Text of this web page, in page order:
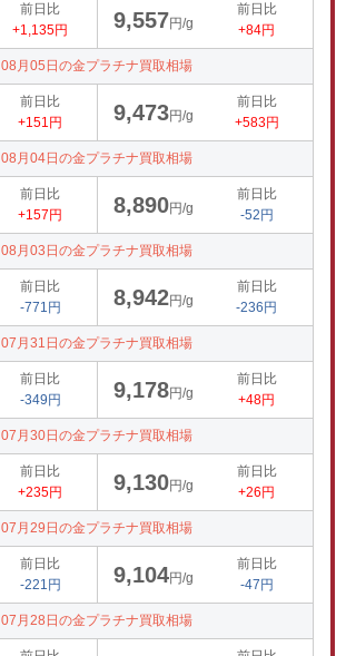
前日比
+1,135円
9,557円/g
前日比
+84円
08月05日の金プラチナ買取相場
前日比
+151円
9,473円/g
前日比
+583円
08月04日の金プラチナ買取相場
前日比
+157円
8,890円/g
前日比
-52円
08月03日の金プラチナ買取相場
前日比
-771円
8,942円/g
前日比
-236円
07月31日の金プラチナ買取相場
前日比
-349円
9,178円/g
前日比
+48円
07月30日の金プラチナ買取相場
前日比
+235円
9,130円/g
前日比
+26円
07月29日の金プラチナ買取相場
前日比
-221円
9,104円/g
前日比
-47円
07月28日の金プラチナ買取相場